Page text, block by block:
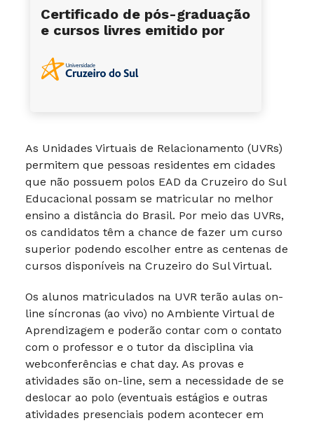
As Unidades Virtuais de Relacionamento (UVRs)
permitem que pessoas residentes em cidades
que não possuem polos EAD da Cruzeiro do Sul
Educacional possam se matricular no melhor
ensino a distância do Brasil. Por meio das UVRs,
os candidatos têm a chance de fazer um curso
superior podendo escolher entre as centenas de
cursos disponíveis na Cruzeiro do Sul Virtual.
Os alunos matriculados na UVR terão aulas on-
line síncronas (ao vivo) no Ambiente Virtual de
Aprendizagem e poderão contar com o contato
com o professor e o tutor da disciplina via
webconferências e chat day. As provas e
atividades são on-line, sem a necessidade de se
deslocar ao polo (eventuais estágios e outras
atividades presenciais podem acontecer em
Certificado de pós-graduação
e cursos livres emitido por